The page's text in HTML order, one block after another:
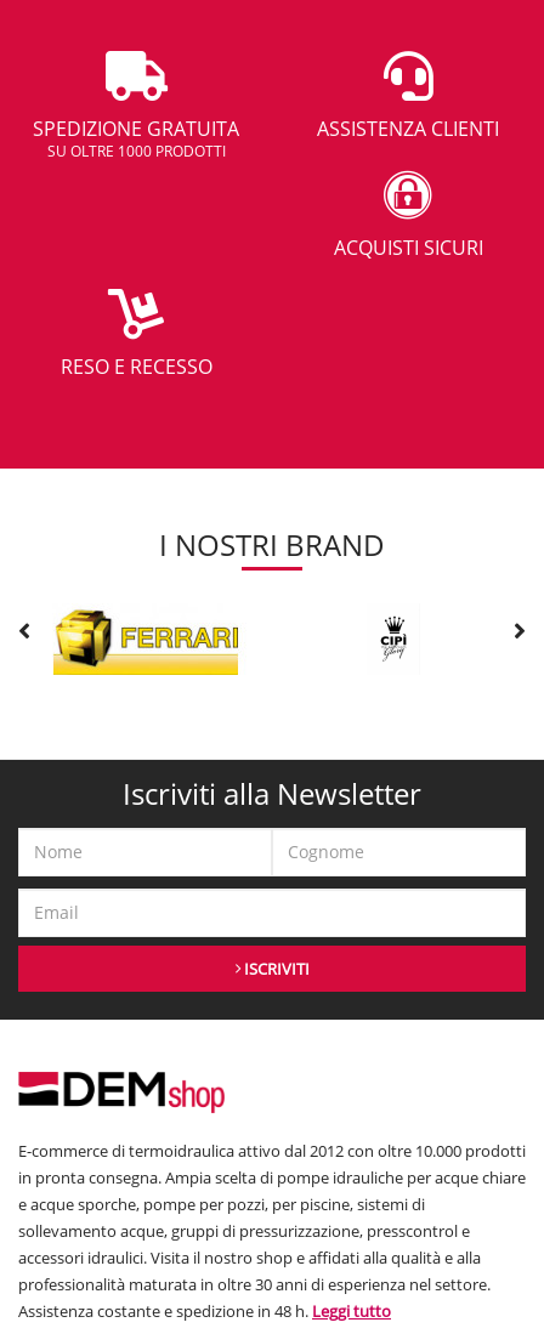
SPEDIZIONE GRATUITA
SU OLTRE 1000 PRODOTTI
ASSISTENZA CLIENTI
ACQUISTI SICURI
RESO E RECESSO
I NOSTRI BRAND
Iscriviti alla Newsletter
ISCRIVITI
E-commerce di termoidraulica attivo dal 2012 con oltre 10.000 prodotti
in pronta consegna. Ampia scelta di pompe idrauliche per acque chiare
e acque sporche, pompe per pozzi, per piscine, sistemi di
sollevamento acque, gruppi di pressurizzazione, presscontrol e
accessori idraulici. Visita il nostro shop e affidati alla qualità e alla
professionalità maturata in oltre 30 anni di esperienza nel settore.
Assistenza costante e spedizione in 48 h. Leggi tutto